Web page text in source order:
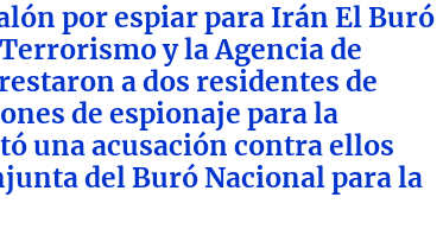
por espiar para Irán El Buró
y la Agencia de
a dos residentes de
de espionaje para la
una acusación contra ellos
del Buró Nacional para la